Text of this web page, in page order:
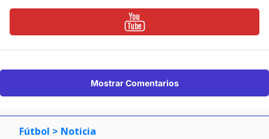
Mostrar Comentarios
Fútbol > Noticia